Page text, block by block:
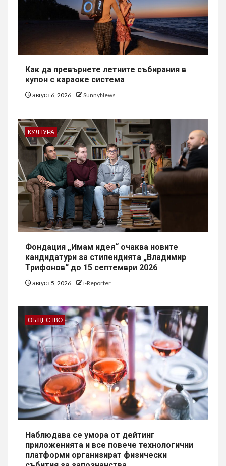
Как да превърнете летните събирания в
купон с караоке система
август 6, 2026 SunnyNews
КУЛТУРА
Фондация „Имам идея“ очаква новите
кандидатури за стипендията „Владимир
Трифонов“ до 15 септември 2026
август 5, 2026 i-Reporter
ОБЩЕСТВО
Наблюдава се умора от дейтинг
приложенията и все повече технологични
платформи организират физически